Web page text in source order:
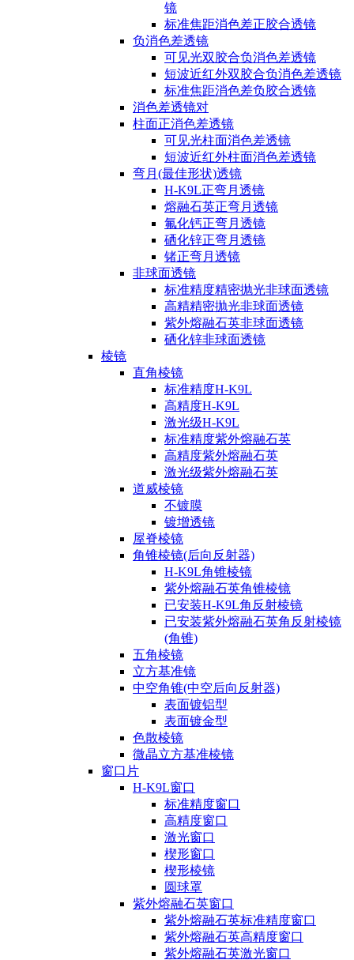
镜
标准焦距消色差正胶合透镜
负消色差透镜
可见光双胶合负消色差透镜
短波近红外双胶合负消色差透镜
标准焦距消色差负胶合透镜
消色差透镜对
柱面正消色差透镜
可见光柱面消色差透镜
短波近红外柱面消色差透镜
弯月(最佳形状)透镜
H-K9L正弯月透镜
熔融石英正弯月透镜
氟化钙正弯月透镜
硒化锌正弯月透镜
锗正弯月透镜
非球面透镜
标准精度精密抛光非球面透镜
高精精密抛光非球面透镜
紫外熔融石英非球面透镜
硒化锌非球面透镜
棱镜
直角棱镜
标准精度H-K9L
高精度H-K9L
激光级H-K9L
标准精度紫外熔融石英
高精度紫外熔融石英
激光级紫外熔融石英
道威棱镜
不镀膜
镀增透镜
屋脊棱镜
角锥棱镜(后向反射器)
H-K9L角锥棱镜
紫外熔融石英角锥棱镜
已安装H-K9L角反射棱镜
已安装紫外熔融石英角反射棱镜
(角锥)
五角棱镜
立方基准镜
中空角锥(中空后向反射器)
表面镀铝型
表面镀金型
色散棱镜
微晶立方基准棱镜
窗口片
H-K9L窗口
标准精度窗口
高精度窗口
激光窗口
楔形窗口
楔形棱镜
圆球罩
紫外熔融石英窗口
紫外熔融石英标准精度窗口
紫外熔融石英高精度窗口
紫外熔融石英激光窗口